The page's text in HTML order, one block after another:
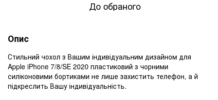
До обраного
Опис
Стильний чохол з Вашим індивідуальним дизайном для
Apple iPhone 7/8/SE 2020 пластиковий з чорними
силіконовими бортиками не лише захистить телефон, а й
підкреслить Вашу індивідуальність.